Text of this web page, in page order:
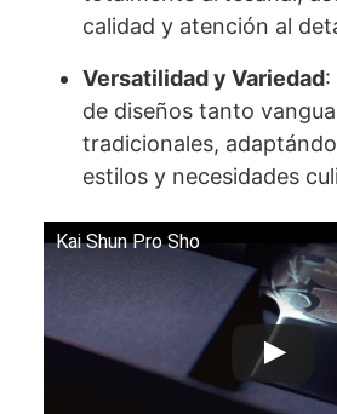
calidad y atención al
Versatilidad y Variedad:
de diseños tanto
tradicionales,
estilos y necesidades
Kai Shun Pro Sho